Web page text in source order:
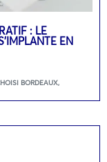
: LE
EN
BORDEAUX,